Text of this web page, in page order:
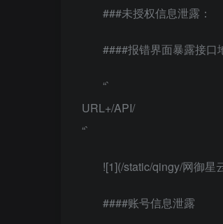
###未授权信息泄露：
####报错界面暴露接口
“`
URL+/API/
“`
![1](/static/qingy/网御星
####账号信息泄露